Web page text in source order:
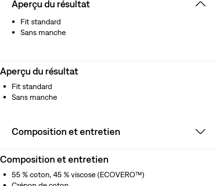
Aperçu du résultat
Fit standard
Sans manche
Aperçu du résultat
Fit standard
Sans manche
Composition et entretien
Composition et entretien
55 % coton, 45 % viscose (ECOVERO™)